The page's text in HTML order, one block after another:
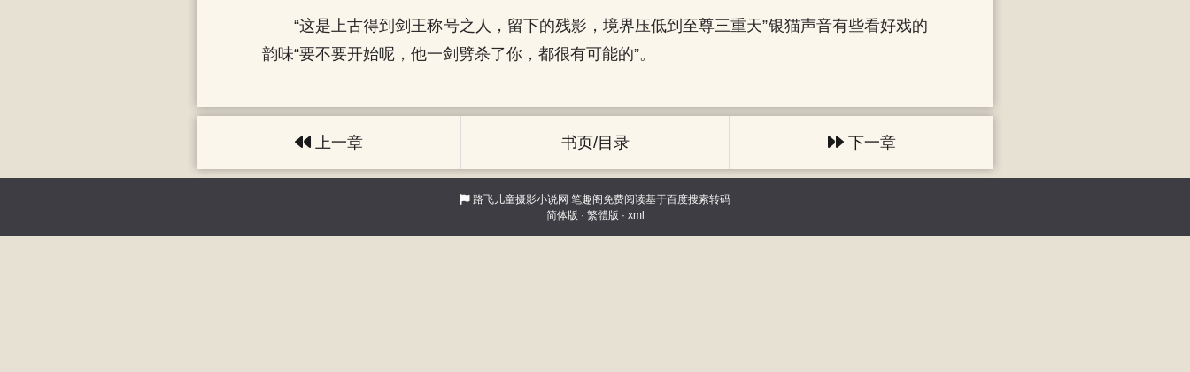
“这是上古得到剑王称号之人，留下的残影，境界压低到至尊三重天”银猫声音有些看好戏的
韵味“要不要开始呢，他一剑劈杀了你，都很有可能的”。
上一章 书页/目录 下一章
路飞儿童摄影小说网 笔趣阁免费阅读基于百度搜索转码
简体版 · 繁體版 · xml